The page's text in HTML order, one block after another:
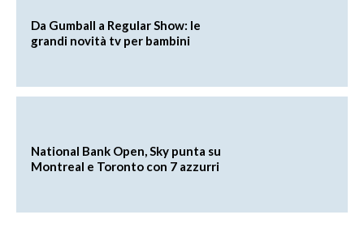
Da Gumball a Regular Show: le
grandi novità tv per bambini
National Bank Open, Sky punta su
Montreal e Toronto con 7 azzurri